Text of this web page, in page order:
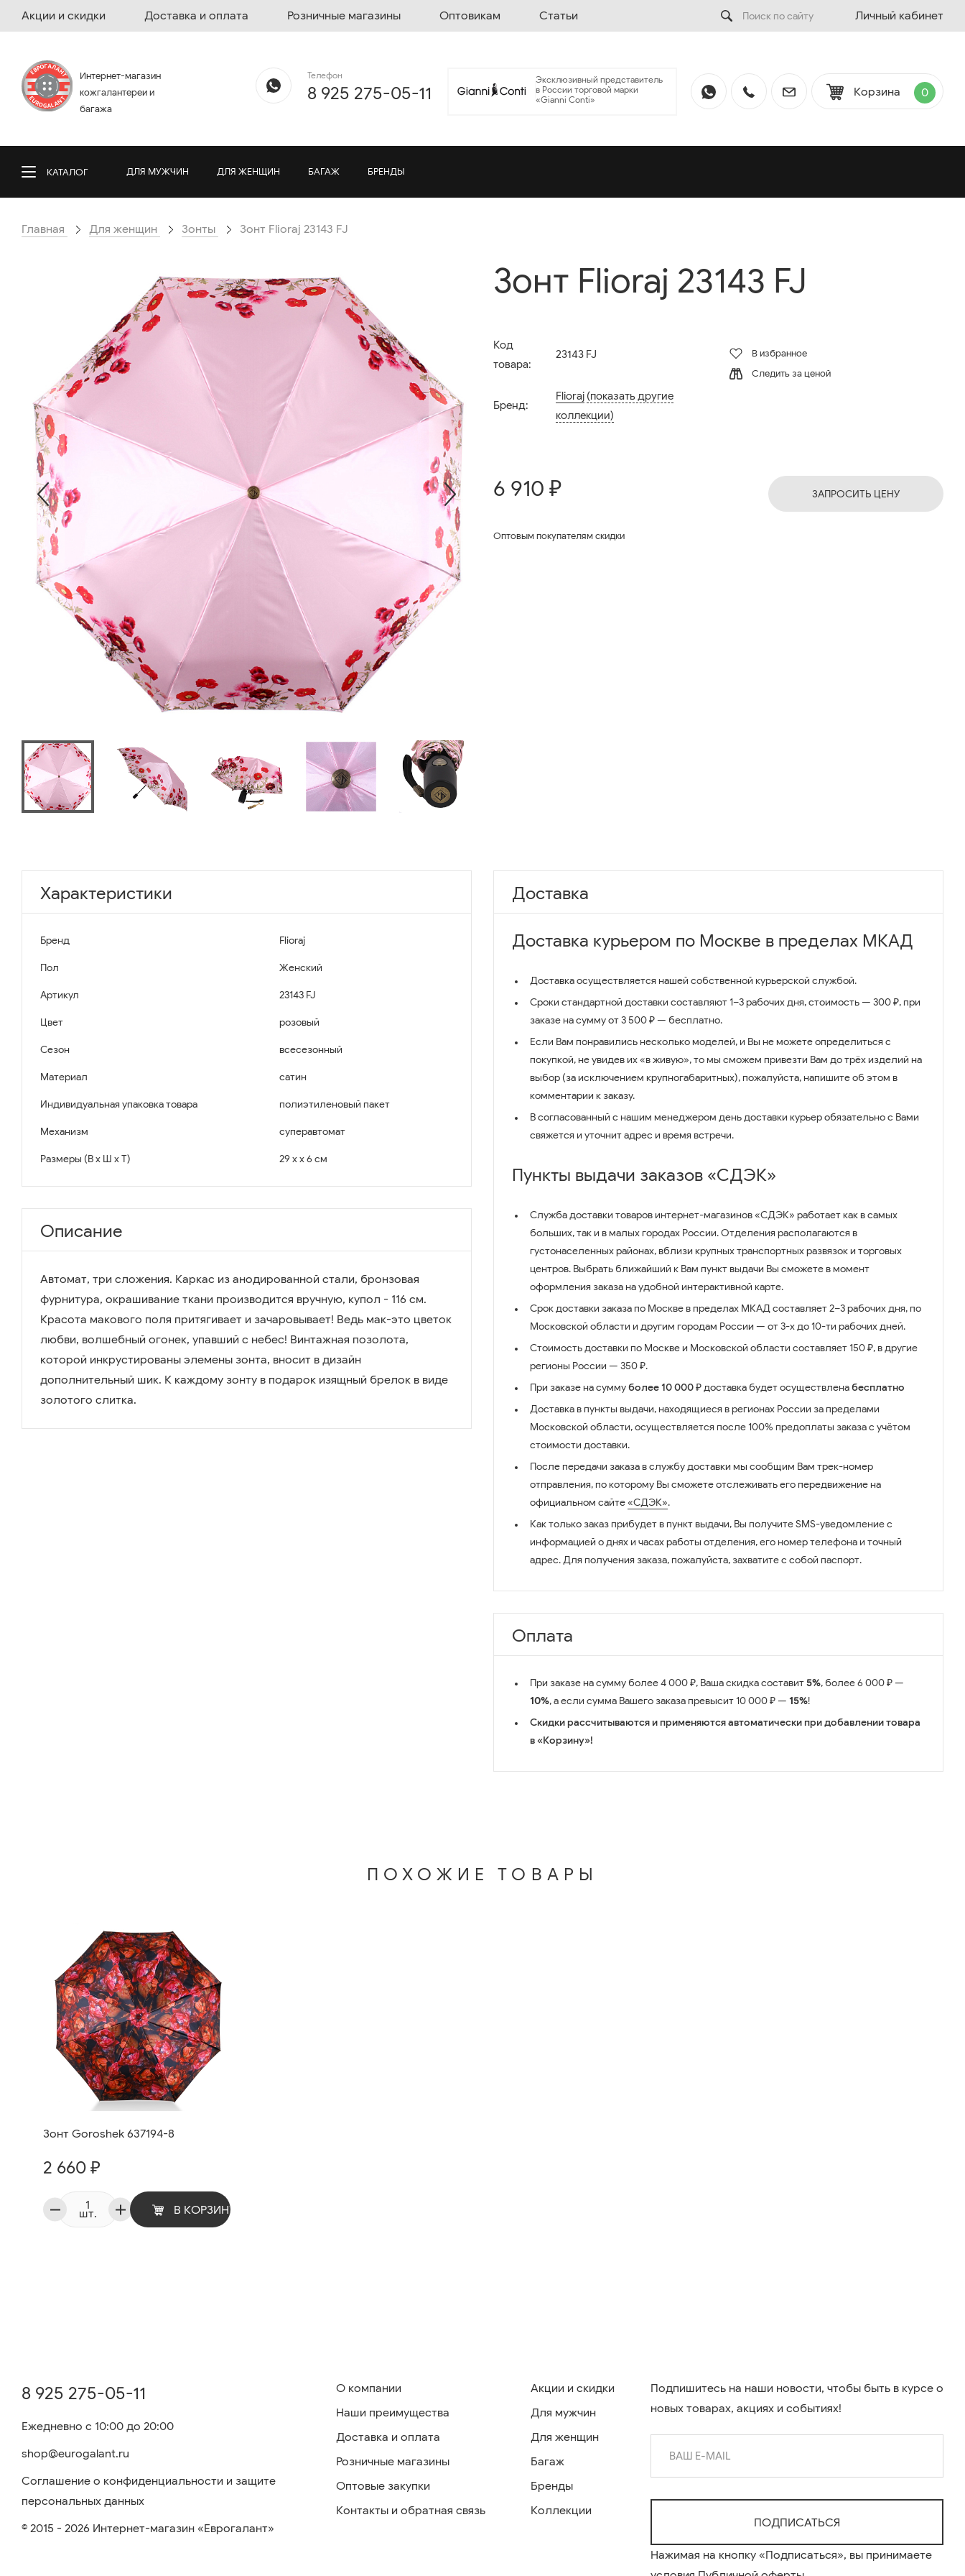
Акции и скидки Доставка и оплата Розничные магазины Оптовикам Статьи Личный кабинет
Интернет-магазин
кожгалантереи и
багажа
Телефон
8 925 275-05-11
Эксклюзивный представитель
в России торговой марки
«Gianni Conti»
Корзина 0
КАТАЛОГ ДЛЯ МУЖЧИН ДЛЯ ЖЕНЩИН БАГАЖ БРЕНДЫ
Главная Для женщин Зонты Зонт Flioraj 23143 FJ
Зонт Flioraj 23143 FJ
Код
товара:
23143 FJ
Бренд:
Flioraj (показать другие
коллекции)
В избранное
Следить за ценой
6 910 ₽
Оптовым покупателям скидки
ЗАПРОСИТЬ ЦЕНУ
Характеристики
Бренд Flioraj
Пол Женский
Артикул 23143 FJ
Цвет розовый
Сезон всесезонный
Материал сатин
Индивидуальная упаковка товара полиэтиленовый пакет
Механизм суперавтомат
Размеры (В x Ш x Т) 29 x x 6 см
Описание
Автомат, три сложения. Каркас из анодированной стали, бронзовая
фурнитура, окрашивание ткани производится вручную, купол - 116 см.
Красота макового поля притягивает и зачаровывает! Ведь мак-это цветок
любви, волшебный огонек, упавший с небес! Винтажная позолота,
которой инкрустированы элемены зонта, вносит в дизайн
дополнительный шик. К каждому зонту в подарок изящный брелок в виде
золотого слитка.
Доставка
Доставка курьером по Москве в пределах МКАД
Доставка осуществляется нашей собственной курьерской службой.
Сроки стандартной доставки составляют 1–3 рабочих дня, стоимость — 300 ₽, при
заказе на сумму от 3 500 ₽ — бесплатно.
Если Вам понравились несколько моделей, и Вы не можете определиться с
покупкой, не увидев их «в живую», то мы сможем привезти Вам до трёх изделий на
выбор (за исключением крупногабаритных), пожалуйста, напишите об этом в
комментарии к заказу.
В согласованный с нашим менеджером день доставки курьер обязательно с Вами
свяжется и уточнит адрес и время встречи.
Пункты выдачи заказов «СДЭК»
Служба доставки товаров интернет-магазинов «СДЭК» работает как в самых
больших, так и в малых городах России. Отделения располагаются в
густонаселенных районах, вблизи крупных транспортных развязок и торговых
центров. Выбрать ближайший к Вам пункт выдачи Вы сможете в момент
оформления заказа на удобной интерактивной карте.
Срок доставки заказа по Москве в пределах МКАД составляет 2–3 рабочих дня, по
Московской области и другим городам России — от 3-х до 10-ти рабочих дней.
Стоимость доставки по Москве и Московской области составляет 150 ₽, в другие
регионы России — 350 ₽.
При заказе на суммуболее 10 000 ₽доставка будет осуществленабесплатно
Доставка в пункты выдачи, находящиеся в регионах России за пределами
Московской области, осуществляется после 100% предоплаты заказа с учётом
стоимости доставки.
После передачи заказа в службу доставки мы сообщим Вам трек-номер
отправления, по которому Вы сможете отслеживать его передвижение на
официальном сайте«СДЭК».
Как только заказ прибудет в пункт выдачи, Вы получите SMS-уведомление с
информацией о днях и часах работы отделения, его номер телефона и точный
адрес. Для получения заказа, пожалуйста, захватите с собой паспорт.
Оплата
При заказе на сумму более 4 000 ₽, Ваша скидка составит5%, более 6 000 ₽ —
10%, а если сумма Вашего заказа превысит 10 000 ₽ — 15%!
Скидки рассчитываются и применяются автоматически при добавлении товара
в «Корзину»!
ПОХОЖИЕ ТОВАРЫ
Зонт Goroshek 637194-8
2 660 ₽
шт. В КОРЗИНУ
8 925 275-05-11
Ежедневно с 10:00 до 20:00
shop@eurogalant.ru
Соглашение о конфиденциальности и защите
персональных данных
© 2015 - 2026 Интернет-магазин «Еврогалант»
О компании
Наши преимущества
Доставка и оплата
Розничные магазины
Оптовые закупки
Контакты и обратная связь
Акции и скидки
Для мужчин
Для женщин
Багаж
Бренды
Коллекции
Подпишитесь на наши новости, чтобы быть в курсе о
новых товарах, акциях и событиях!
Нажимая на кнопку «Подписаться», вы принимаете